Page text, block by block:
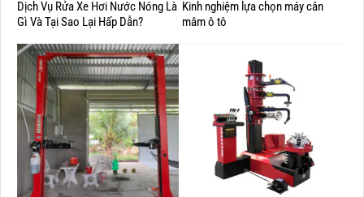
Dịch Vụ Rửa Xe Hơi Nước Nóng Là
Gì Và Tại Sao Lại Hấp Dẫn?
Kinh nghiệm lựa chọn máy cân
mâm ô tô